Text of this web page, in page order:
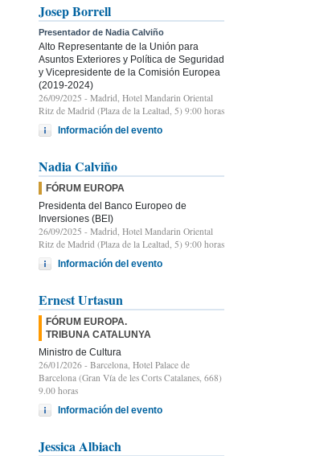
Josep Borrell
Presentador de Nadia Calviño
Alto Representante de la Unión para
Asuntos Exteriores y Política de Seguridad
y Vicepresidente de la Comisión Europea
(2019-2024)
26/09/2025 - Madrid, Hotel Mandarin Oriental
Ritz de Madrid (Plaza de la Lealtad, 5) 9:00 horas
Información del evento
Nadia Calviño
FÓRUM EUROPA
Presidenta del Banco Europeo de
Inversiones (BEI)
26/09/2025 - Madrid, Hotel Mandarin Oriental
Ritz de Madrid (Plaza de la Lealtad, 5) 9:00 horas
Información del evento
Ernest Urtasun
FÓRUM EUROPA.
TRIBUNA CATALUNYA
Ministro de Cultura
26/01/2026 - Barcelona, Hotel Palace de
Barcelona (Gran Vía de les Corts Catalanes, 668)
9.00 horas
Información del evento
Jessica Albiach